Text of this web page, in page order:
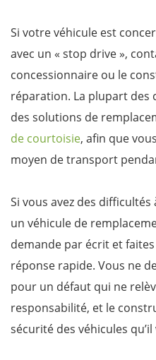
Si votre véhicule est
avec un « stop drive »,
concessionnaire ou le
réparation. La plupart
des solutions de
de courtoisie, afin que
moyen de transport
Si vous avez des
un véhicule de
demande par écrit et
réponse rapide. Vous ne
pour un défaut qui ne
responsabilité, et le
sécurité des véhicules qu’il